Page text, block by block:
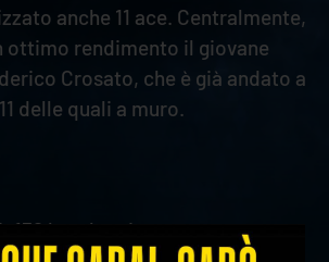
anche 11 ace. Centralmente,
ottimo rendimento il giovane
Crosato, che è già andato a
delle quali a muro.
break point